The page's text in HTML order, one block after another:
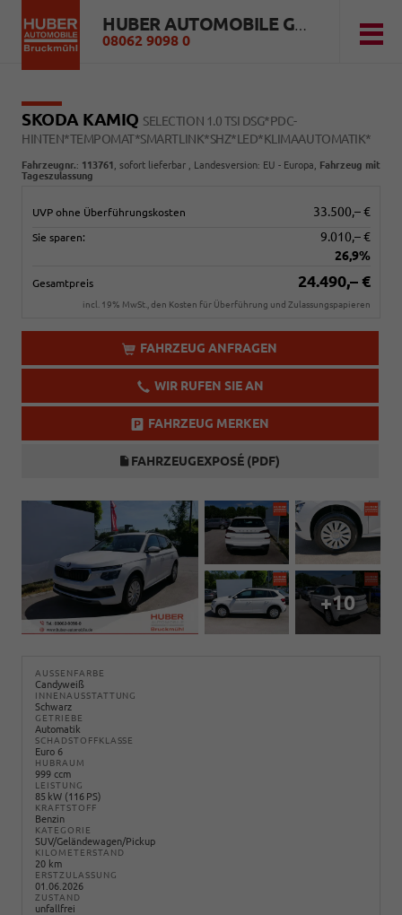
HUBER AUTOMOBILE GMBH
08062 9098 0
SKODA KAMIQ SELECTION 1.0 TSI DSG*PDC-
HINTEN*TEMPOMAT*SMARTLINK*SHZ*LED*KLIMAAUTOMATIK*
Fahrzeugnr.: 113761 sofort lieferbar , Landesversion: EU - Europa, Fahrzeug mit
Tageszulassung
UVP ohne Überführungskosten 33.500,– €
Sie sparen:
9.010,– €
26,9%
Gesamtpreis 24.490,– €
incl. 19% MwSt., den Kosten für Überführung und Zulassungspapieren
FAHRZEUG ANFRAGEN
WIR RUFEN SIE AN
FAHRZEUG MERKEN
FAHRZEUGEXPOSÉ (PDF)
+10
AUSSENFARBE
Candyweiß
INNENAUSSTATTUNG
Schwarz
GETRIEBE
Automatik
SCHADSTOFFKLASSE
Euro 6
HUBRAUM
999 ccm
LEISTUNG
85 kW (116 PS)
KRAFTSTOFF
Benzin
KATEGORIE
SUV/Geländewagen/Pickup
KILOMETERSTAND
20 km
ERSTZULASSUNG
01.06.2026
ZUSTAND
unfallfrei